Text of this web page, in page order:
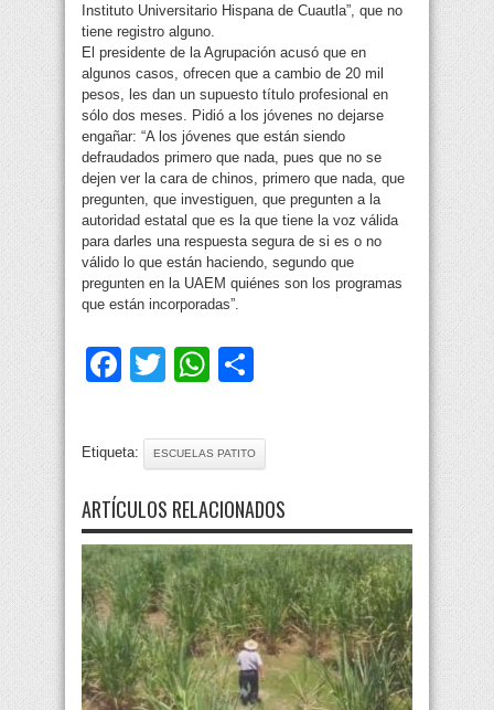
Instituto Universitario Hispana de Cuautla”, que no
tiene registro alguno.
El presidente de la Agrupación acusó que en
algunos casos, ofrecen que a cambio de 20 mil
pesos, les dan un supuesto título profesional en
sólo dos meses. Pidió a los jóvenes no dejarse
engañar: “A los jóvenes que están siendo
defraudados primero que nada, pues que no se
dejen ver la cara de chinos, primero que nada, que
pregunten, que investiguen, que pregunten a la
autoridad estatal que es la que tiene la voz válida
para darles una respuesta segura de si es o no
válido lo que están haciendo, segundo que
pregunten en la UAEM quiénes son los programas
que están incorporadas”.
Facebook
TwitterWhatsApp
Etiqueta: ESCUELAS PATITO
ARTÍCULOS RELACIONADOS